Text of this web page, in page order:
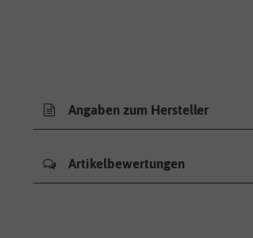
Angaben zum Hersteller
Artikelbewertungen